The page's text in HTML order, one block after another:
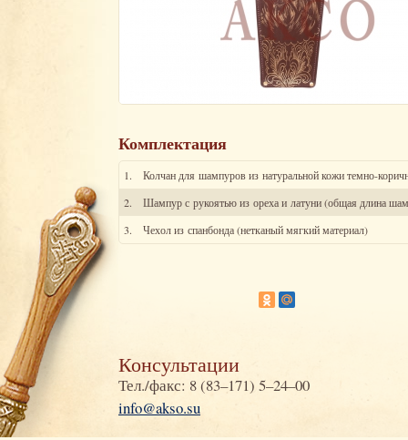
Комплектация
1.
Колчан для шампуров из натуральной кожи темно-
2.
Шампур с рукоятью из ореха и латуни (общая длина
3.
Чехол из спанбонда (нетканый мягкий материал)
Консультации
Тел./факс: 8 (83–171) 5–24–00
info@akso.su